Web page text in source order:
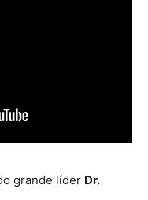
grande líder Dr.